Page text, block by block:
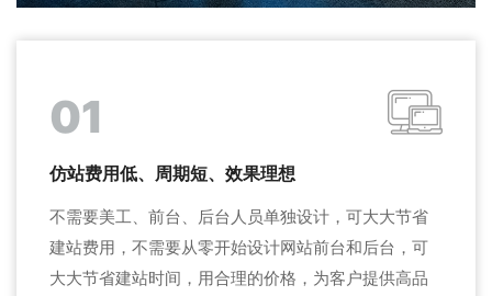
01
仿站费用低、周期短、效果理想
不需要美工、前台、后台人员单独设计，可大大节省
建站费用，不需要从零开始设计网站前台和后台，可
大大节省建站时间，用合理的价格，为客户提供高品